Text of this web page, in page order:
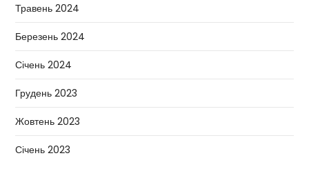
Травень 2024
Березень 2024
Січень 2024
Грудень 2023
Жовтень 2023
Січень 2023